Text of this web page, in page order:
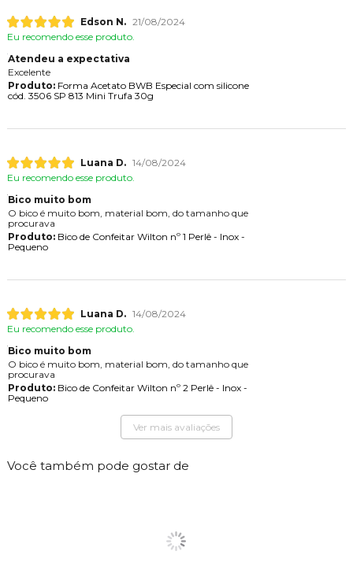
Edson N. 21/08/2024
Eu recomendo esse produto.
Atendeu a expectativa
Excelente
Produto:Forma Acetato BWB Especial com silicone
cód. 3506 SP 813 Mini Trufa 30g
Luana D. 14/08/2024
Eu recomendo esse produto.
Bico muito bom
O bico é muito bom, material bom, do tamanho que
procurava
Produto:Bico de Confeitar Wilton nº 1 Perlê - Inox -
Pequeno
Luana D. 14/08/2024
Eu recomendo esse produto.
Bico muito bom
O bico é muito bom, material bom, do tamanho que
procurava
Produto:Bico de Confeitar Wilton nº 2 Perlê - Inox -
Pequeno
Ver mais avaliações
Você também pode gostar de